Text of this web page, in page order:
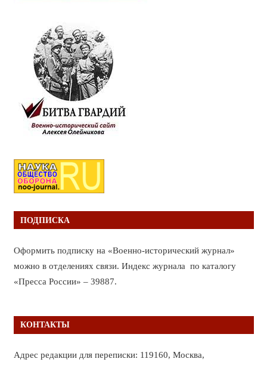
ПОДПИСКА
Оформить подписку на «Военно-исторический журнал»
можно в отделениях связи. Индекс журнала по каталогу
«Пресса России» – 39887.
КОНТАКТЫ
Адрес редакции для переписки: 119160, Москва,